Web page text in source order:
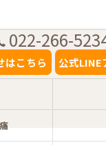
022-266-
はこちら 公式LINE